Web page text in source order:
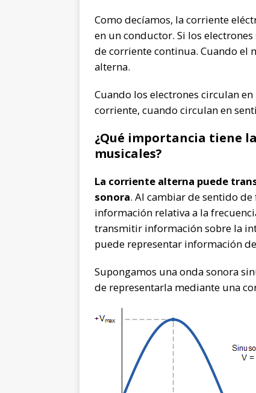
Como decíamos, la corriente
en un conductor. Si los
de corriente continua. Cuando el
alterna.
Cuando los electrones circulan
corriente, cuando circulan en
¿Qué importancia tiene
musicales?
La corriente alterna puede
sonora. Al cambiar de sentido
información relativa a la
transmitir información sobre la
puede representar información
Supongamos una onda sonora
de representarla mediante una